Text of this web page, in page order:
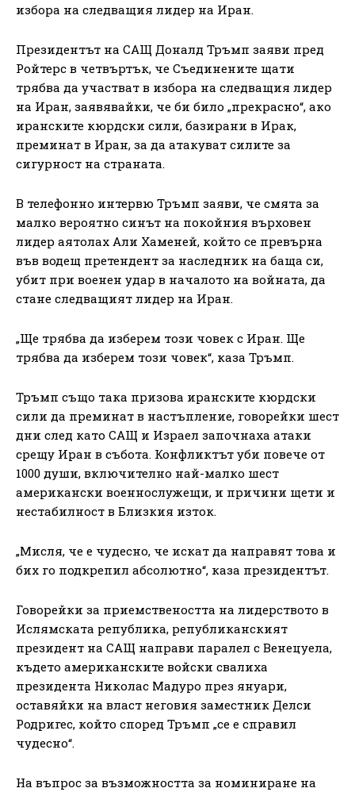
избора на следващия лидер на Иран.
Президентът на САЩ Доналд Тръмп заяви пред
Ройтерс в четвъртък, че Съединените щати
трябва да участват в избора на следващия лидер
на Иран, заявявайки, че би било „прекрасно“, ако
иранските кюрдски сили, базирани в Ирак,
преминат в Иран, за да атакуват силите за
сигурност на страната.
В телефонно интервю Тръмп заяви, че смята за
малко вероятно синът на покойния върховен
лидер аятолах Али Хаменей, който се превърна
във водещ претендент за наследник на баща си,
убит при военен удар в началото на войната, да
стане следващият лидер на Иран.
„Ще трябва да изберем този човек с Иран. Ще
трябва да изберем този човек“, каза Тръмп.
Тръмп също така призова иранските кюрдски
сили да преминат в настъпление, говорейки шест
дни след като САЩ и Израел започнаха атаки
срещу Иран в събота. Конфликтът уби повече от
1000 души, включително най-малко шест
американски военнослужещи, и причини щети и
нестабилност в Близкия изток.
„Мисля, че е чудесно, че искат да направят това и
бих го подкрепил абсолютно“, каза президентът.
Говорейки за приемствеността на лидерството в
Ислямската република, републиканският
президент на САЩ направи паралел с Венецуела,
където американските войски свалиха
президента Николас Мадуро през януари,
оставяйки на власт неговия заместник Делси
Родригес, който според Тръмп „се е справил
чудесно“.
На въпрос за възможността за номиниране на